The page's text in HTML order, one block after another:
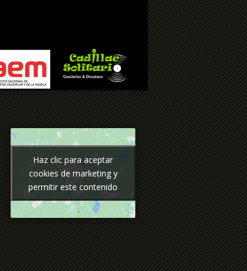
Haz clic para aceptar
cookies de marketing y
permitir este contenido
Haz clic para aceptar
cookies de marketing y
permitir este contenido